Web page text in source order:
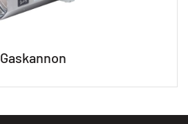
Gaskannon